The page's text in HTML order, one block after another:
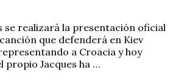
se realizará la presentación oficial
que defenderá en Kiev
a Croacia y hoy
propio Jacques ha …